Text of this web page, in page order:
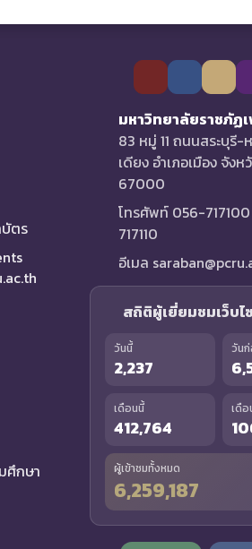
ตร
ศึกษา
มหาวิทยาลัยราชภัฏ
83 หมู่ 11 ถนนสระบุรี
เดียง อำเภอเมือง จัง
67000
โทรศัพท์ 056-
717110
อีเมล
สถิติผู้เยี่ยมชมเว็บไ
วันนี้
2,237
วัน
เดือนนี้
412,764
เดื
ผู้เข้าชมทั้งหมด
6,259,187